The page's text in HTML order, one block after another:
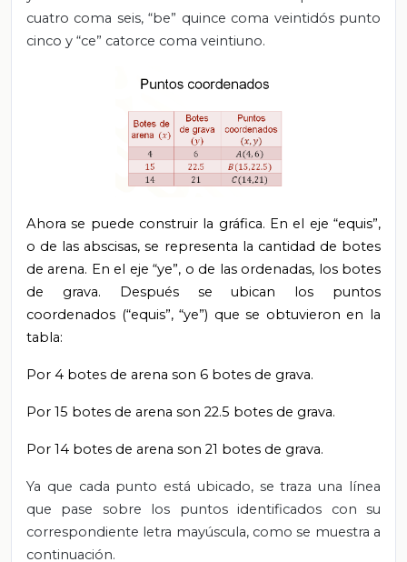
cuatro coma seis, “be” quince coma veintidós punto
cinco y “ce” catorce coma veintiuno.
Ahora se puede construir la gráfica. En el eje “equis”,
o de las abscisas, se representa la cantidad de botes
de arena. En el eje “ye”, o de las ordenadas, los botes
de grava. Después se ubican los puntos
coordenados (“equis”, “ye”) que se obtuvieron en la
tabla:
Por 4 botes de arena son 6 botes de grava.
Por 15 botes de arena son 22.5 botes de grava.
Por 14 botes de arena son 21 botes de grava.
Ya que cada punto está ubicado, se traza una línea
que pase sobre los puntos identificados con su
correspondiente letra mayúscula, como se muestra a
continuación.